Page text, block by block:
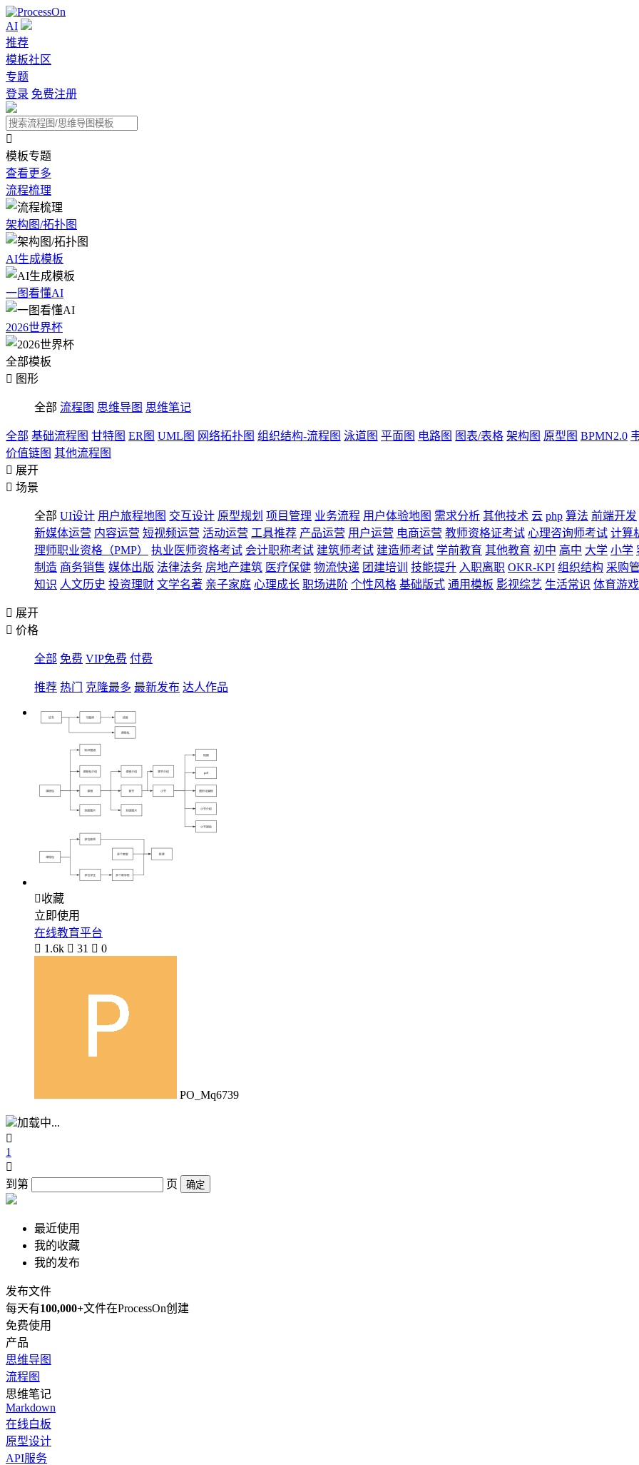
AI
推荐
模板社区
专题
登录 免费注册

模板专题
查看更多
流程梳理
架构图/拓扑图
AI生成模板
一图看懂AI
2026世界杯
全部模板
 图形
全部 流程图 思维导图 思维笔记
全部 基础流程图 甘特图 ER图 UML图 网络拓扑图 组织结构-流程图 泳道图 平面图 电路图 图表/表格 架构图 原型图 BPMN2.0
价值链图 其他流程图
 展开
 场景
全部 UI设计 用户旅程地图 交互设计 原型规划 项目管理 业务流程 用户体验地图 需求分析 其他技术 云 php 算法 前端开发
新媒体运营 内容运营 短视频运营 活动运营 工具推荐 产品运营 用户运营 电商运营 教师资格证考试 心理咨询师考试 计算
理师职业资格（PMP）
执业医师资格考试 会计职称考试 建筑师考试 建造师考试 学前教育 其他教育 初中 高中 大学 小学
制造 商务销售 媒体出版 法律法务 房地产建筑 医疗保健 物流快递 团建培训 技能提升 入职离职 OKR-KPI 组织结构 采购
知识 人文历史 投资理财 文学名著 亲子家庭 心理成长 职场进阶 个性风格 基础版式 通用模板 影视综艺 生活常识 体育游戏
 展开
 价格
全部 免费 VIP免费 付费
推荐 热门 克隆最多 最新发布 达人作品
收藏
立即使用
在线教育平台
 1.6k  31  0
PO_Mq6739
加载中...

1

到第
页 确定
最近使用
我的收藏
我的发布
发布文件
每天有100,000+文件在ProcessOn创建
免费使用
产品
思维导图
流程图
思维笔记
Markdown
在线白板
原型设计
API服务